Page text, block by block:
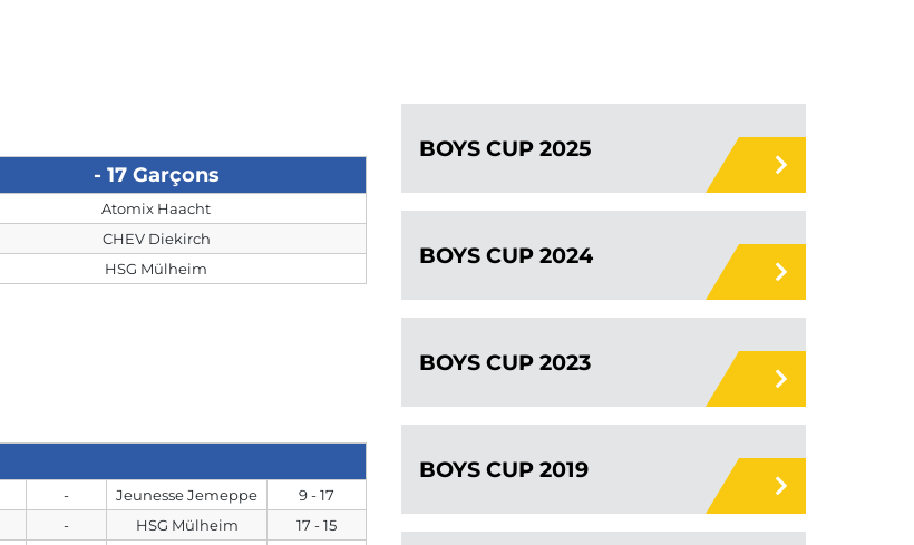
- 17 Garçons
Atomix Haacht
CHEV Diekirch
HSG Mülheim
- Jeunesse Jemeppe
9 - 17
- HSG Mülheim
17 - 15
BOYS CUP 2025
BOYS CUP 2024
BOYS CUP 2023
BOYS CUP 2019